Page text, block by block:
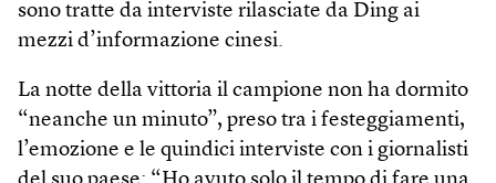
sono tratte da interviste rilasciate da Ding ai
mezzi d’informazione cinesi.
La notte della vittoria il campione non ha dormito
“neanche un minuto”, preso tra i festeggiamenti,
l’emozione e le quindici interviste con i giornalisti